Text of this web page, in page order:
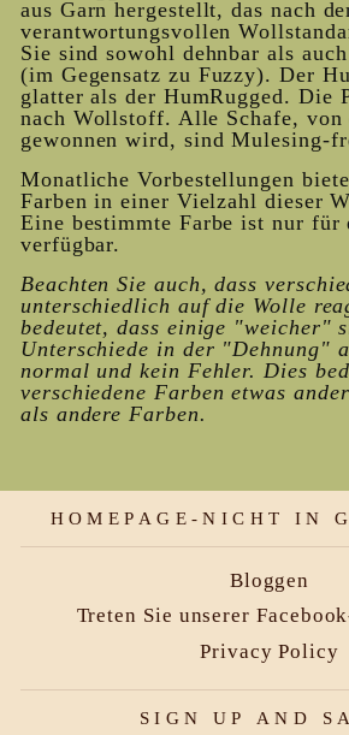
aus Garn hergestellt, das nach
verantwortungsvollen
Sie sind sowohl dehnbar als
(im Gegensatz zu Fuzzy). Der
glatter als der HumRugged. Die
nach Wollstoff. Alle Schafe, von
gewonnen wird, sind Mulesing-
Monatliche Vorbestellungen
Farben in einer Vielzahl dieser
Eine bestimmte Farbe ist nur für
verfügbar.
Beachten Sie auch, dass
unterschiedlich auf die Wolle
bedeutet, dass einige "weicher"
Unterschiede in der "Dehnung"
normal und kein Fehler. Dies
verschiedene Farben etwas
als andere Farben.
HOMEPAGE-NICHT IN
Bloggen
Treten Sie unserer
Privacy Policy
SIGN UP AND